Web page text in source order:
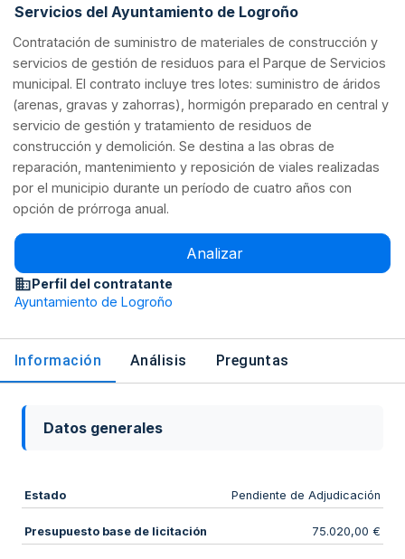
Servicios del Ayuntamiento de Logroño
Contratación de suministro de materiales de construcción y
servicios de gestión de residuos para el Parque de Servicios
municipal. El contrato incluye tres lotes: suministro de áridos
(arenas, gravas y zahorras), hormigón preparado en central y
servicio de gestión y tratamiento de residuos de
construcción y demolición. Se destina a las obras de
reparación, mantenimiento y reposición de viales realizadas
por el municipio durante un período de cuatro años con
opción de prórroga anual.
Analizar
Perfil del contratante
Ayuntamiento de Logroño
Información Análisis Preguntas
Datos generales
Estado Pendiente de Adjudicación
Presupuesto base de licitación 75.020,00 €